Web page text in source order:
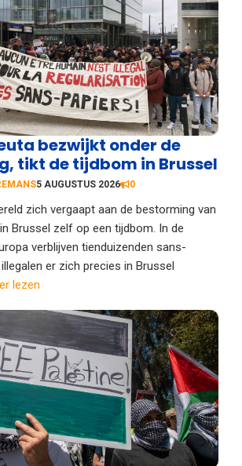
bezwijkt onder de
tikt de tijdbom in Brussel
5 AUGUSTUS 2026 0
zich vergaapt aan de bestorming van
Brussel zelf op een tijdbom. In de
verblijven tienduizenden sans-
er zich precies in Brussel
lezen